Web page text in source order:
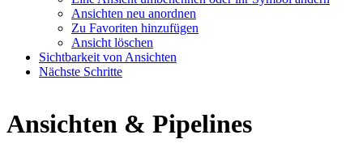
Ansichten neu anordnen
Zu Favoriten hinzufügen
Ansicht löschen
Sichtbarkeit von Ansichten
Nächste Schritte
Ansichten & Pipelines